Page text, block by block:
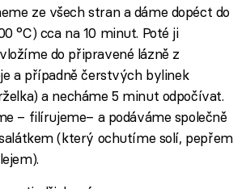
ze všech stran a dáme dopéct do
°C) cca na 10 minut. Poté ji
do připravené lázně z
a případně čerstvých bylinek
a necháme 5 minut odpočívat.
– filírujeme– a podáváme společně
(který ochutíme solí, pepřem